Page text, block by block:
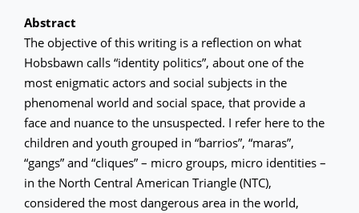
Abstract
The objective of this writing is a reflection on what
Hobsbawn calls “identity politics”, about one of the
most enigmatic actors and social subjects in the
phenomenal world and social space, that provide a
face and nuance to the unsuspected. I refer here to the
children and youth grouped in “barrios”, “maras”,
“gangs” and “cliques” – micro groups, micro identities –
in the North Central American Triangle (NTC),
considered the most dangerous area in the world,